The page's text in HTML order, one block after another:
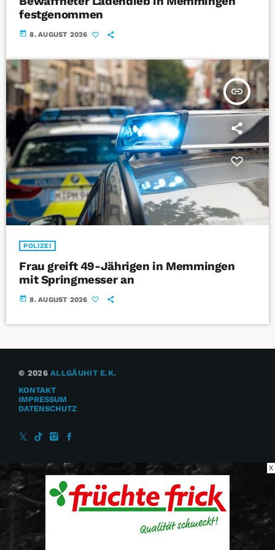
festgenommen
today 8. AUGUST 2026
insert_link
POLIZEI
Frau greift 49-Jährigen in Memmingen
mit Springmesser an
today 8. AUGUST 2026
© 2026ALLGÄUHIT E.K.
KONTAKT
IMPRESSUM
DATENSCHUTZ
X